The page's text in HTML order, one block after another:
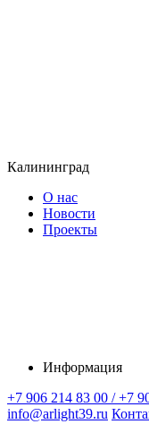
Калининград
О нас
Новости
Проекты
Информация
+7 906 214 83 00 / +7
info@arlight39.ru